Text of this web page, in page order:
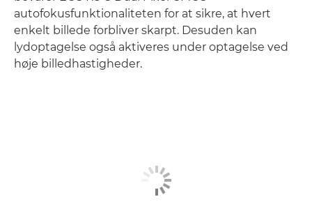
autofokusfunktionaliteten for at sikre, at hvert
enkelt billede forbliver skarpt. Desuden kan
lydoptagelse også aktiveres under optagelse ved
høje billedhastigheder.